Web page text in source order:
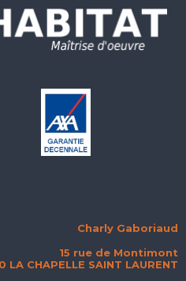
Charly Gaboriaud
15 rue de Montimont
LA CHAPELLE SAINT LAURENT